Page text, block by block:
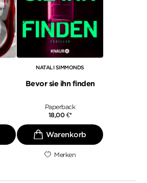
NATALI SIMMONDS
Bevor sie ihn finden
Paperback
18,00 €*
Merken